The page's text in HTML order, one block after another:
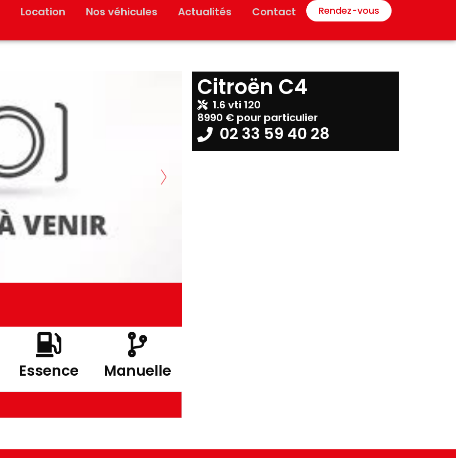
Location Nos véhicules Actualités Contact Rendez-vous
Essence Manuelle
Citroën C4
1.6 vti 120
8990 € pour particulier
02 33 59 40 28